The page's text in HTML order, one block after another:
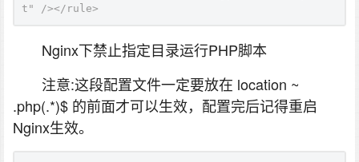
t" /></rule>
Nginx下禁止指定目录运行PHP脚本
注意:这段配置文件一定要放在 location ~
.php(.*)$ 的前面才可以生效，配置完后记得重启
Nginx生效。